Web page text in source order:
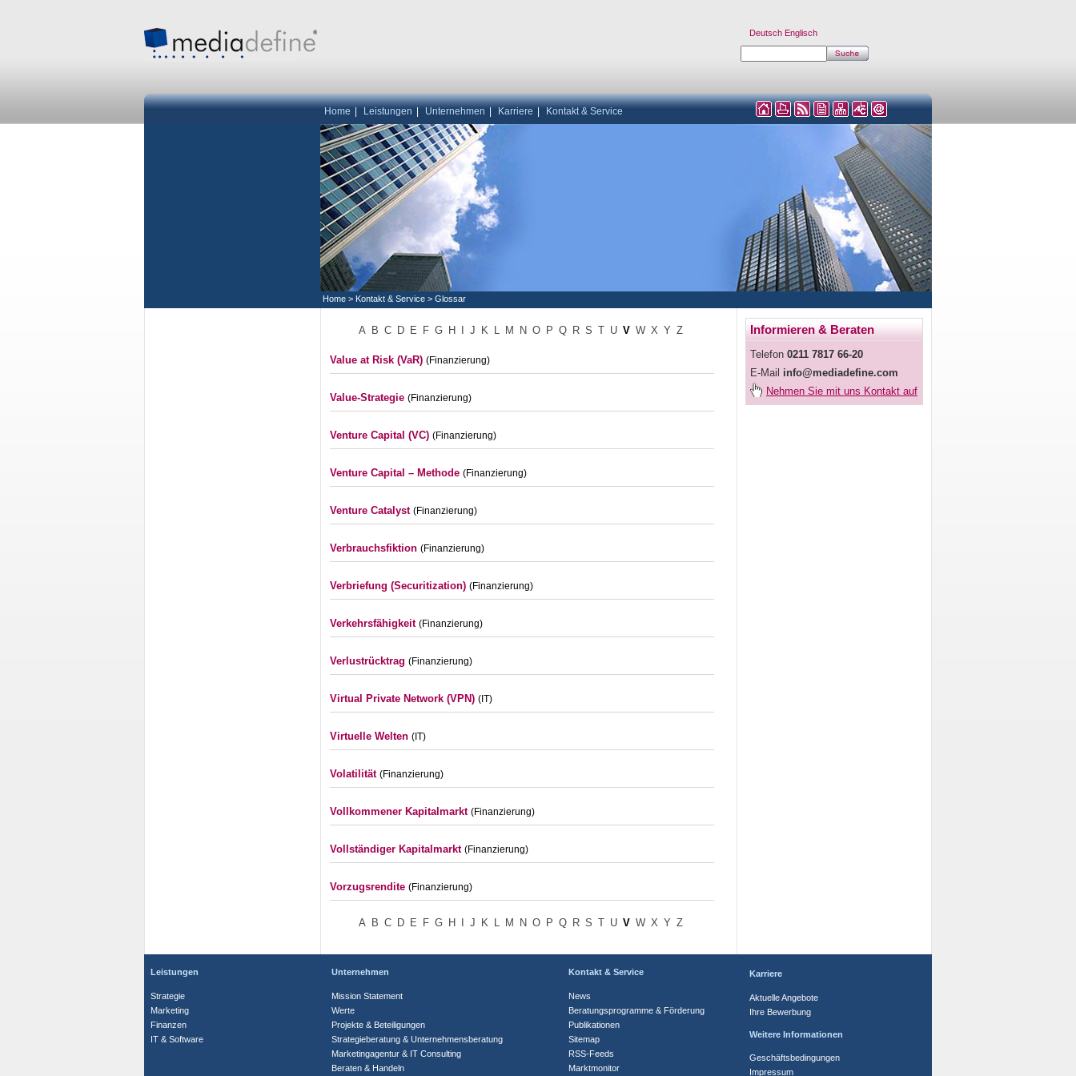
Home Leistungen Unternehmen Karriere Kontakt & Service
Deutsch Englisch
Home > Kontakt & Service > Glossar
A B C D E F G H J K L M N O P Q R S T U V W X Y Z
Value at Risk (VaR) (Finanzierung)
Value-Strategie (Finanzierung)
Venture Capital (VC) (Finanzierung)
Venture Capital – Methode (Finanzierung)
Venture Catalyst (Finanzierung)
Verbrauchsfiktion (Finanzierung)
Verbriefung (Securitization) (Finanzierung)
Verkehrsfähigkeit (Finanzierung)
Verlustrücktrag (Finanzierung)
Virtual Private Network (VPN) (IT)
Virtuelle Welten (IT)
Volatilität (Finanzierung)
Vollkommener Kapitalmarkt (Finanzierung)
Vollständiger Kapitalmarkt (Finanzierung)
Vorzugsrendite (Finanzierung)
A B C D E F G H J K L M N O P Q R S T U V W X Y Z
Informieren & Beraten
Telefon 0211 7817 66-20
E-Mail info@mediadefine.com
Nehmen Sie mit uns Kontakt auf
Leistungen
Strategie
Marketing
Finanzen
IT & Software
Unternehmen
Mission Statement
Werte
Projekte & Beteiligungen
Strategieberatung & Unternehmensberatung
Marketingagentur & IT Consulting
Beraten & Handeln
Kontakt & Service
News
Beratungsprogramme & Förderung
Publikationen
Sitemap
RSS-Feeds
Marktmonitor
Karriere
Aktuelle Angebote
Ihre Bewerbung
Weitere Informationen
Geschäftsbedingungen
Impressum